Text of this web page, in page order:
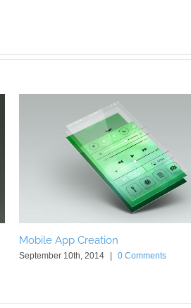
Mobile App Creation
September 10th, 2014 0 Comments